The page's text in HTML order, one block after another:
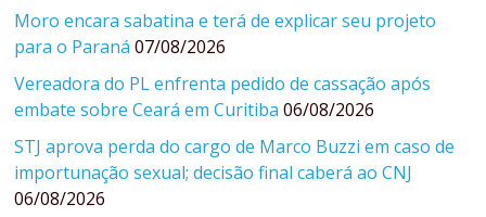
Moro encara sabatina e terá de explicar seu projeto
para o Paraná 07/08/2026
Vereadora do PL enfrenta pedido de cassação após
embate sobre Ceará em Curitiba 06/08/2026
STJ aprova perda do cargo de Marco Buzzi em caso de
importunação sexual; decisão final caberá ao CNJ
06/08/2026